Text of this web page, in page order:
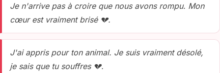
Je n'arrive pas à croire que nous avons rompu. Mon
cœur est vraiment brisé 💔.
J'ai appris pour ton animal. Je suis vraiment désolé,
je sais que tu souffres 💔.